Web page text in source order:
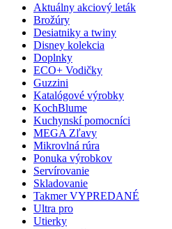
Aktuálny akciový leták
Brožúry
Desiatniky a twiny
Disney kolekcia
Doplnky
ECO+ Vodičky
Guzzini
Katalógové výrobky
KochBlume
Kuchynskí pomocníci
MEGA Zľavy
Mikrovlná rúra
Ponuka výrobkov
Servírovanie
Skladovanie
Takmer VYPREDANÉ
Ultra pro
Utierky